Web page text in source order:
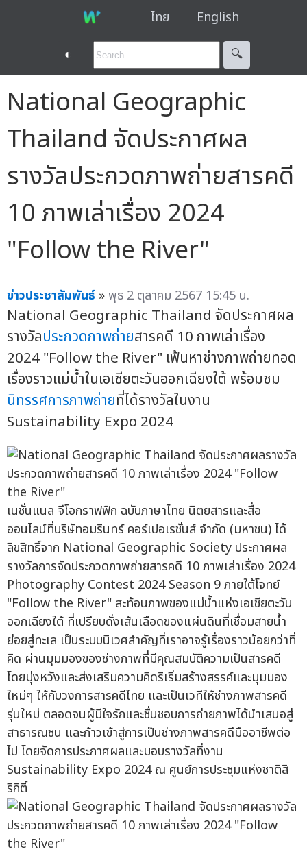
ไทย English
◐ 🔍︎
National Geographic
Thailand จัดประกาศผล
รางวัลประกวดภาพถ่ายสารคดี
10 ภาพเล่าเรื่อง 2024
"Follow the River"
ข่าวประชาสัมพันธ์ »พุธ 2 ตุลาคม 2567 15:45 น.
National Geographic Thailand จัดประกาศผล
รางวัลประกวดภาพถ่ายสารคดี 10 ภาพเล่าเรื่อง
2024 "Follow the River" เฟ้นหาช่างภาพถ่ายทอด
เรื่องราวแม่น้ำในเอเชียตะวันออกเฉียงใต้ พร้อมชม
นิทรรศการภาพถ่ายที่ได้รางวัลในงาน
Sustainability Expo 2024
เนชั่นแนล จีโอกราฟฟิก ฉบับภาษาไทย นิตยสารและสื่อ
ออนไลน์ที่บริษัทอมรินทร์ คอร์เปอเรชั่นส์ จำกัด (มหาชน) ได้
ลิขสิทธิ์จาก National Geographic Society ประกาศผล
รางวัลการจัดประกวดภาพถ่ายสารคดี 10 ภาพเล่าเรื่อง 2024
Photography Contest 2024 Season 9 ภายใต้โจทย์
"Follow the River" สะท้อนภาพของแม่น้ำแห่งเอเชียตะวัน
ออกเฉียงใต้ ที่เปรียบดั่งเส้นเลือดของแผ่นดินที่เชื่อมสายน้ำ
ย่อยสู่ทะเล เป็นระบบนิเวศสำคัญที่เราอาจรู้เรื่องราวน้อยกว่าที่
คิด ผ่านมุมมองของช่างภาพที่มีคุณสมบัติความเป็นสารคดี
โดยมุ่งหวังและส่งเสริมความคิดริเริ่มสร้างสรรค์และมุมมอง
ใหม่ๆ ให้กับวงการสารคดีไทย และเป็นเวทีให้ช่างภาพสารคดี
รุ่นใหม่ ตลอดจนผู้มีใจรักและชื่นชอบการถ่ายภาพได้นำเสนอสู่
สาธารณชน และก้าวเข้าสู่การเป็นช่างภาพสารคดีมืออาชีพต่อ
ไป โดยจัดการประกาศผลและมอบรางวัลที่งาน
Sustainability Expo 2024 ณ ศูนย์การประชุมแห่งชาติสิ
ริกิติ์